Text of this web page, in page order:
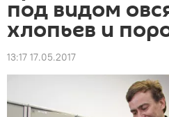
под видом
хлопьев и
13:17 17.05.2017